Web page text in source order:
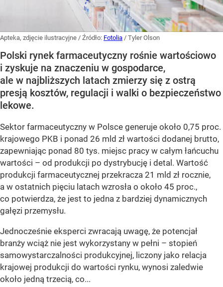
Apteka, zdjęcie ilustracyjne / Źródło: Fotolia / Tyler Olson
Polski rynek farmaceutyczny rośnie wartościowo
i zyskuje na znaczeniu w gospodarce,
ale w najbliższych latach zmierzy się z ostrą
presją kosztów, regulacji i walki o bezpieczeństwo
lekowe.
Sektor farmaceutyczny w Polsce generuje około 0,75 proc.
krajowego PKB i ponad 26 mld zł wartości dodanej brutto,
zapewniając ponad 80 tys. miejsc pracy w całym łańcuchu
wartości – od produkcji po dystrybucję i detal. Wartość
produkcji farmaceutycznej przekracza 21 mld zł rocznie,
a w ostatnich pięciu latach wzrosła o około 45 proc.,
co potwierdza, że jest to jedna z bardziej dynamicznych
gałęzi przemysłu.
Jednocześnie eksperci zwracają uwagę, że potencjał
branży wciąż nie jest wykorzystany w pełni – stopień
samowystarczalności produkcyjnej, liczony jako relacja
krajowej produkcji do wartości rynku, wynosi zaledwie
około jedną trzecią, co...